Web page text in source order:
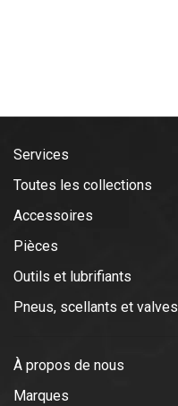
Services
Toutes les collections
Accessoires
Pièces
Outils et lubrifiants
Pneus, scellants et valves
À propos de nous
Marques